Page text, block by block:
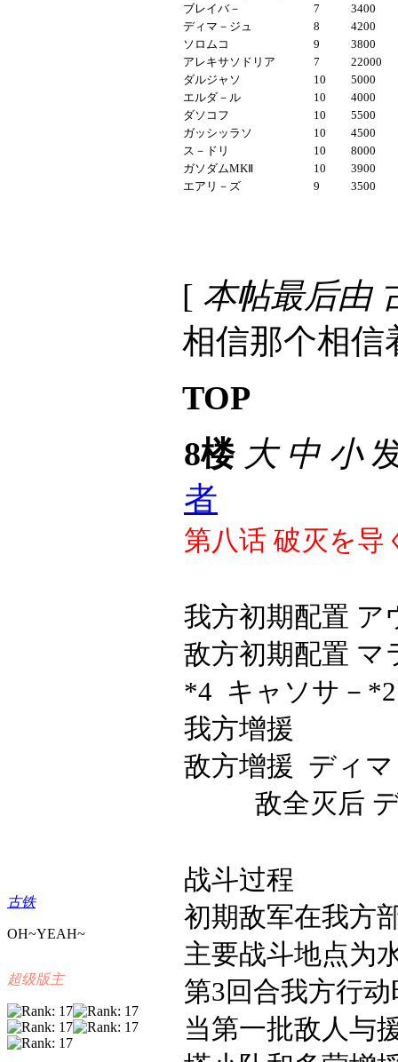
ブレイバ－
7
3400
ディマ－ジュ
8
4200
ソロムコ
9
3800
アレキサソドリア
7
22000
ダルジャソ
10
5000
エルダ－ル
10
4000
ダソコフ
10
5500
ガッシッラソ
10
4500
ス－ドリ
10
8000
ガソダムMKⅡ 10
3900
エアリ－ズ
9 3500
[ 本帖最后由
相信那个相信
TOP
古铁
OH~YEAH~
超级版主
8楼 大 中 小
者
第八话 破灭を导
我方初期配置 ア
敌方初期配置 マ
*4 キャソサ－*2
我方增援
敌方增援 ディ
敌全灭后
战斗过程
初期敌军在我方
主要战斗地点为
第3回合我方行
当第一批敌人与